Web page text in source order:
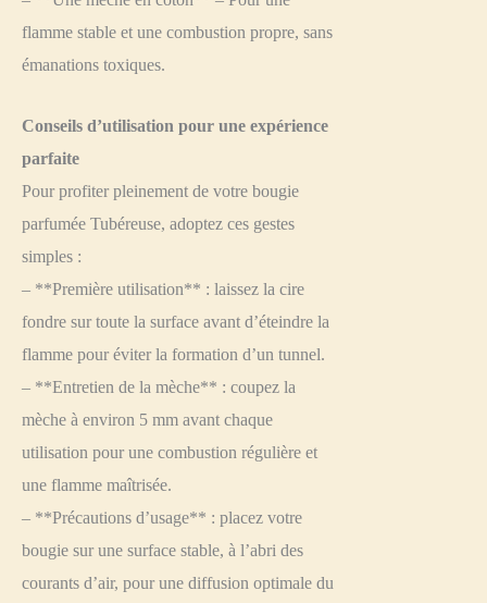
flamme stable et une combustion propre, sans
émanations toxiques.
Conseils d’utilisation pour une expérience
parfaite
Pour profiter pleinement de votre bougie
parfumée Tubéreuse, adoptez ces gestes
simples :
– **Première utilisation** : laissez la cire
fondre sur toute la surface avant d’éteindre la
flamme pour éviter la formation d’un tunnel.
– **Entretien de la mèche** : coupez la
mèche à environ 5 mm avant chaque
utilisation pour une combustion régulière et
une flamme maîtrisée.
– **Précautions d’usage** : placez votre
bougie sur une surface stable, à l’abri des
courants d’air, pour une diffusion optimale du